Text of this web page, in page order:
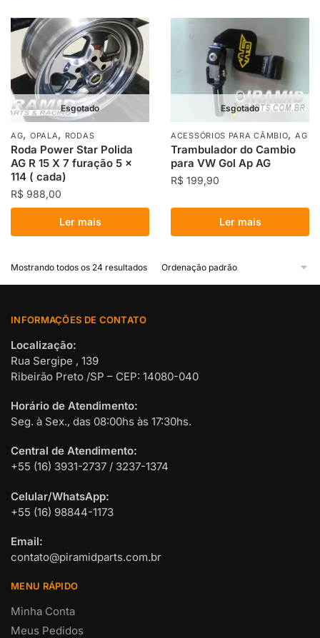
Esgotado
AG, OPALA, RODAS
Roda Power Star Polida
AG R 15 X 7 furação 5 x
114 ( cada)
R$ 988,00
Ler mais
Esgotado
ACESSÓRIOS PARA CÂMBIO, AG
Trambulador do Cambio
para VW Gol Ap AG
R$ 199,90
Ler mais
Mostrando todos os 24 resultados
INFORMAÇÕES DE CONTATO
Localização:
Rua Sergipe , 139
Ribeirão Preto /SP – CEP: 14080-040
Horário de Atendimento:
Seg. à Sex., das 08:00hs às 17:30hs.
Central de Atendimento:
+55 (16) 3931-2737 / 3237-1374
Celular/WhatsApp:
+55 (16) 98844-1173
Email:
contato@piramidparts.com.br
MENU RÁPIDO
Minha Conta
Meus Pedidos